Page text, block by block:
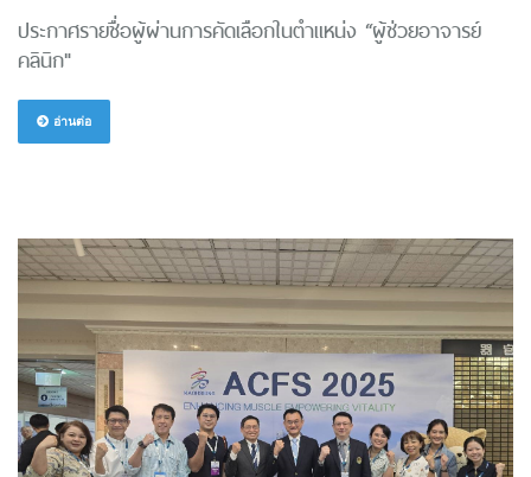
ประกาศรายชื่อผู้ผ่านการคัดเลือกในตำแหน่ง “ผู้ช่วยอาจารย์
คลินิก"
อ่านต่อ